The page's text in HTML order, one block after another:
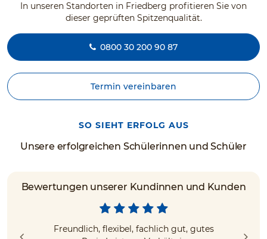
In unseren Standorten in Friedberg profitieren Sie von
dieser geprüften Spitzenqualität.
0800 30 200 90 87
Termin vereinbaren
SO SIEHT ERFOLG AUS
Unsere erfolgreichen Schülerinnen und Schüler
Bewertungen unserer Kundinnen und Kunden
Freundlich, flexibel, fachlich gut, gutes